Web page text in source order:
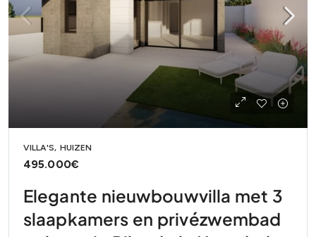
VILLA'S, HUIZEN
495.000€
Elegante nieuwbouwvilla met 3
slaapkamers en privézwembad